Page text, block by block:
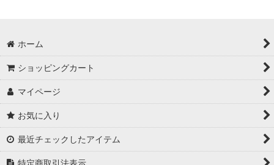
ホーム
ショッピングカート
マイページ
お気に入り
最近チェックしたアイテム
特定商取引法表示